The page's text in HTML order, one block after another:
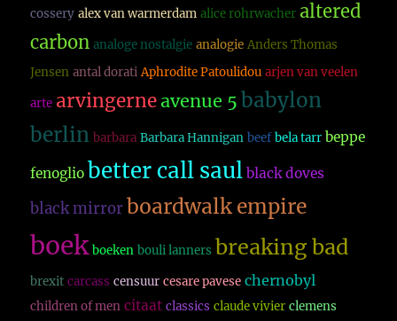
cossery alex van warmerdam alice rohrwacher altered
carbon analoge nostalgie analogie Anders Thomas
Jensen antal dorati Aphrodite Patoulidou arjen van veelen
arte arvingerne avenue 5 babylon
berlin barbara Barbara Hannigan beef bela tarr beppe
fenoglio better call saul black doves
black mirror boardwalk empire
boek boeken bouli lanners breaking bad
brexit carcass censuur cesare pavese chernobyl
children of men citaat classics claude vivier clemens